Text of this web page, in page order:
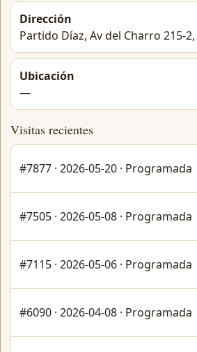
Dirección
Partido Díaz, Av del Charro 215-
Ubicación
—
Visitas recientes
#7877 · 2026-05-20 · Programada
#7505 · 2026-05-08 · Programada
#7115 · 2026-05-06 · Programada
#6090 · 2026-04-08 · Programada